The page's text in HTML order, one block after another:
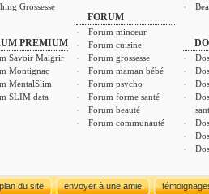
Grossesse
PREMIUM
Savoir Maigrir
Montignac
MentalSlim
SLIM data
FORUM
Forum minceur
Forum cuisine
Forum grossesse
Forum maman bébé
Forum psycho
Forum forme santé
Forum beauté
Forum communauté
plan du site envoyer à une amie